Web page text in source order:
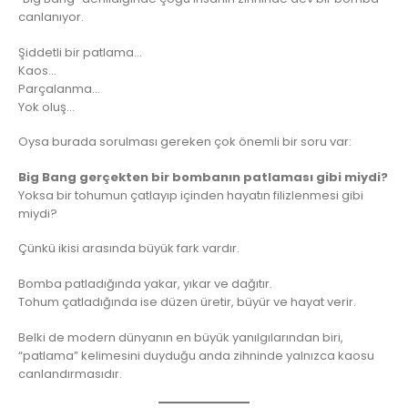
canlanıyor.
Şiddetli bir patlama…
Kaos…
Parçalanma…
Yok oluş…
Oysa burada sorulması gereken çok önemli bir soru var:
Big Bang gerçekten bir bombanın patlaması gibi miydi?
Yoksa bir tohumun çatlayıp içinden hayatın filizlenmesi gibi
miydi?
Çünkü ikisi arasında büyük fark vardır.
Bomba patladığında yakar, yıkar ve dağıtır.
Tohum çatladığında ise düzen üretir, büyür ve hayat verir.
Belki de modern dünyanın en büyük yanılgılarından biri,
“patlama” kelimesini duyduğu anda zihninde yalnızca kaosu
canlandırmasıdır.